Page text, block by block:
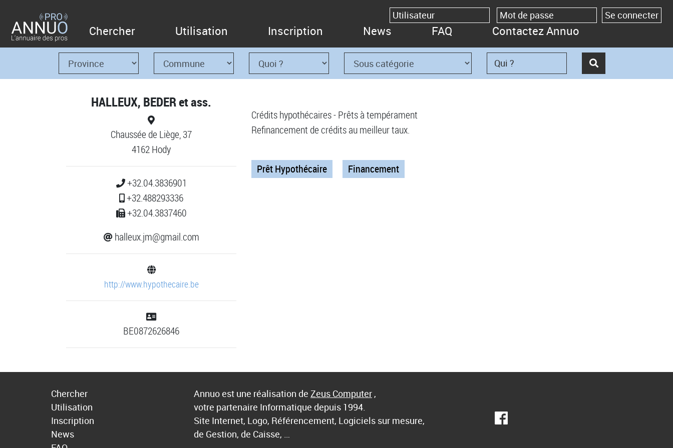
Chercher Utilisation Inscription News FAQ Contactez Annuo
HALLEUX, BEDER et ass.
Chaussée de Liège, 37
4162 Hody
+32.04.3836901
+32.488293336
+32.04.3837460
halleux.jm@gmail.com
http://www.hypothecaire.be
BE0872626846
Crédits hypothécaires - Prêts à tempérament
Refinancement de crédits au meilleur taux.
Prêt Hypothécaire Financement
Chercher
Utilisation
Inscription
News
Annuo est une réalisation de Zeus Computer ,
votre partenaire Informatique depuis 1994.
Site Internet, Logo, Référencement, Logiciels sur mesure,
de Gestion, de Caisse, …